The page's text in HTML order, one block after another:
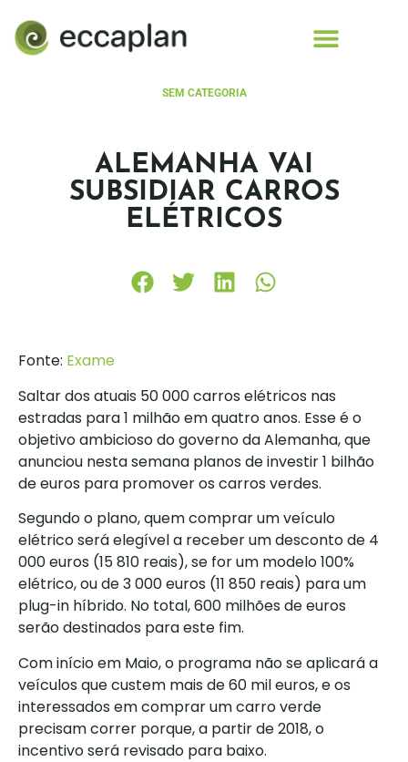
SEM CATEGORIA
ALEMANHA VAI
SUBSIDIAR CARROS
ELÉTRICOS
Fonte: Exame
Saltar dos atuais 50 000 carros elétricos nas
estradas para 1 milhão em quatro anos. Esse é o
objetivo ambicioso do governo da Alemanha, que
anunciou nesta semana planos de investir 1 bilhão
de euros para promover os carros verdes.
Segundo o plano, quem comprar um veículo
elétrico será elegível a receber um desconto de 4
000 euros (15 810 reais), se for um modelo 100%
elétrico, ou de 3 000 euros (11 850 reais) para um
plug-in híbrido. No total, 600 milhões de euros
serão destinados para este fim.
Com início em Maio, o programa não se aplicará a
veículos que custem mais de 60 mil euros, e os
interessados em comprar um carro verde
precisam correr porque, a partir de 2018, o
incentivo será revisado para baixo.